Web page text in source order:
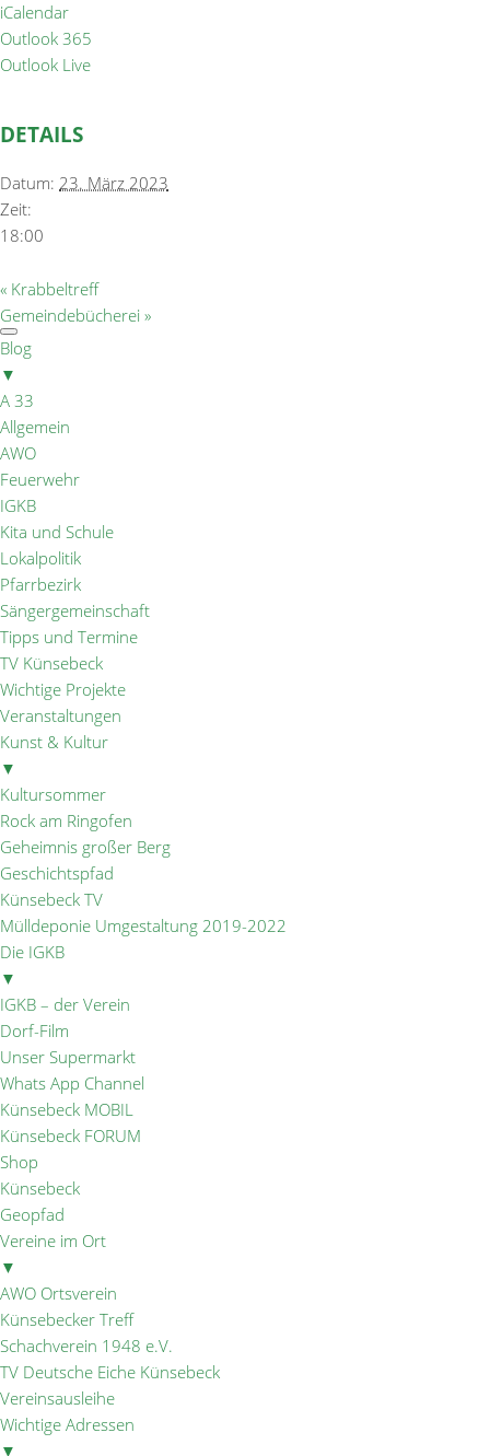
iCalendar
Outlook 365
Outlook Live
DETAILS
Datum: 23. März 2023
Zeit:
18:00
« Krabbeltreff
Gemeindebücherei »
Blog
▼
A 33
Allgemein
AWO
Feuerwehr
IGKB
Kita und Schule
Lokalpolitik
Pfarrbezirk
Sängergemeinschaft
Tipps und Termine
TV Künsebeck
Wichtige Projekte
Veranstaltungen
Kunst & Kultur
▼
Kultursommer
Rock am Ringofen
Geheimnis großer Berg
Geschichtspfad
Künsebeck TV
Mülldeponie Umgestaltung 2019-2022
Die IGKB
▼
IGKB – der Verein
Dorf-Film
Unser Supermarkt
Whats App Channel
Künsebeck MOBIL
Künsebeck FORUM
Shop
Künsebeck
Geopfad
Vereine im Ort
▼
AWO Ortsverein
Künsebecker Treff
Schachverein 1948 e.V.
TV Deutsche Eiche Künsebeck
Vereinsausleihe
Wichtige Adressen
▼